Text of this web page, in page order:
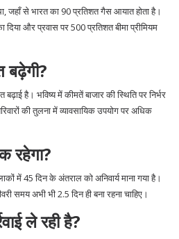
जहाँ से भारत का 90 प्रतिशत गैस आयात होता है।
और प्रवास पर 500 प्रतिशत बीमा प्रीमियम
बढ़ेगी?
है। भविष्य में कीमतें बाजार की स्थिति पर निर्भर
की तुलना में व्यावसायिक उपयोग पर अधिक
रहेगा?
में 45 दिन के अंतराल को अनिवार्य माना गया है।
समय अभी भी 2.5 दिन ही बना रहना चाहिए।
ले रही है?